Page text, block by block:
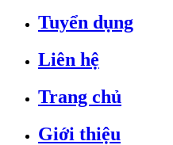
Tuyển dụng
Liên hệ
Trang chủ
Giới thiệu